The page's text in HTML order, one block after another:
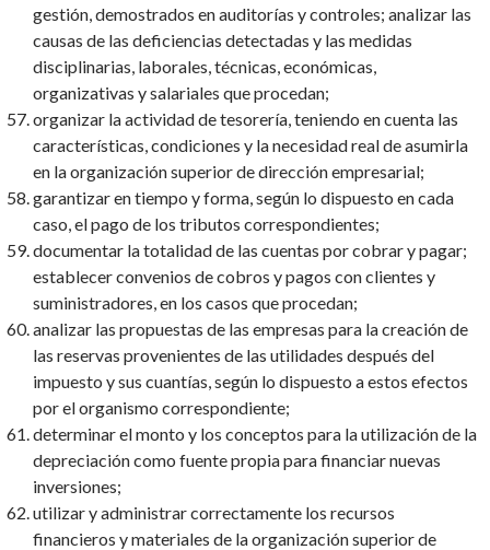
gestión, demostrados en auditorías y controles; analizar las
causas de las deficiencias detectadas y las medidas
disciplinarias, laborales, técnicas, económicas,
organizativas y salariales que procedan;
organizar la actividad de tesorería, teniendo en cuenta las
características, condiciones y la necesidad real de asumirla
en la organización superior de dirección empresarial;
garantizar en tiempo y forma, según lo dispuesto en cada
caso, el pago de los tributos correspondientes;
documentar la totalidad de las cuentas por cobrar y pagar;
establecer convenios de cobros y pagos con clientes y
suministradores, en los casos que procedan;
analizar las propuestas de las empresas para la creación de
las reservas provenientes de las utilidades después del
impuesto y sus cuantías, según lo dispuesto a estos efectos
por el organismo correspondiente;
determinar el monto y los conceptos para la utilización de la
depreciación como fuente propia para financiar nuevas
inversiones;
utilizar y administrar correctamente los recursos
financieros y materiales de la organización superior de